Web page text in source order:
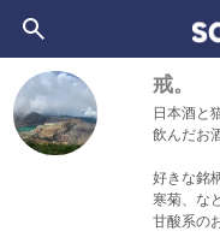
戒。
日本酒と
飲んだお
好きな銘
寒菊、な
甘酸系の